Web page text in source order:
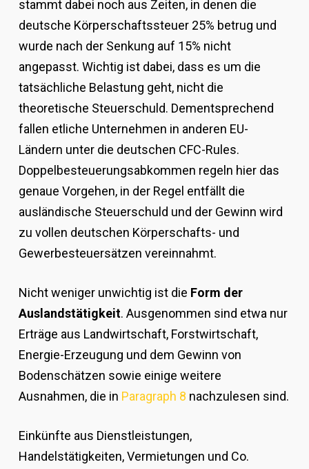
stammt dabei noch aus Zeiten, in denen die
deutsche Körperschaftssteuer 25% betrug und
wurde nach der Senkung auf 15% nicht
angepasst. Wichtig ist dabei, dass es um die
tatsächliche Belastung geht, nicht die
theoretische Steuerschuld. Dementsprechend
fallen etliche Unternehmen in anderen EU-
Ländern unter die deutschen CFC-Rules.
Doppelbesteuerungsabkommen regeln hier das
genaue Vorgehen, in der Regel entfällt die
ausländische Steuerschuld und der Gewinn wird
zu vollen deutschen Körperschafts- und
Gewerbesteuersätzen vereinnahmt.
Nicht weniger unwichtig ist die Form der
Auslandstätigkeit. Ausgenommen sind etwa nur
Erträge aus Landwirtschaft, Forstwirtschaft,
Energie-Erzeugung und dem Gewinn von
Bodenschätzen sowie einige weitere
Ausnahmen, die in Paragraph 8 nachzulesen sind.
Einkünfte aus Dienstleistungen,
Handelstätigkeiten, Vermietungen und Co.